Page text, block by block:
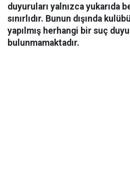
duyuruları yalnızca yukarıda
sınırlıdır. Bunun dışında
yapılmış herhangi bir suç
bulunmamaktadır.